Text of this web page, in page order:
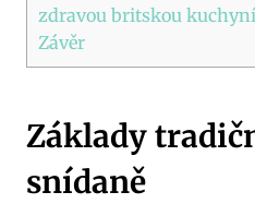
zdravou britskou kuchyní
Závěr
Základy
snídaně